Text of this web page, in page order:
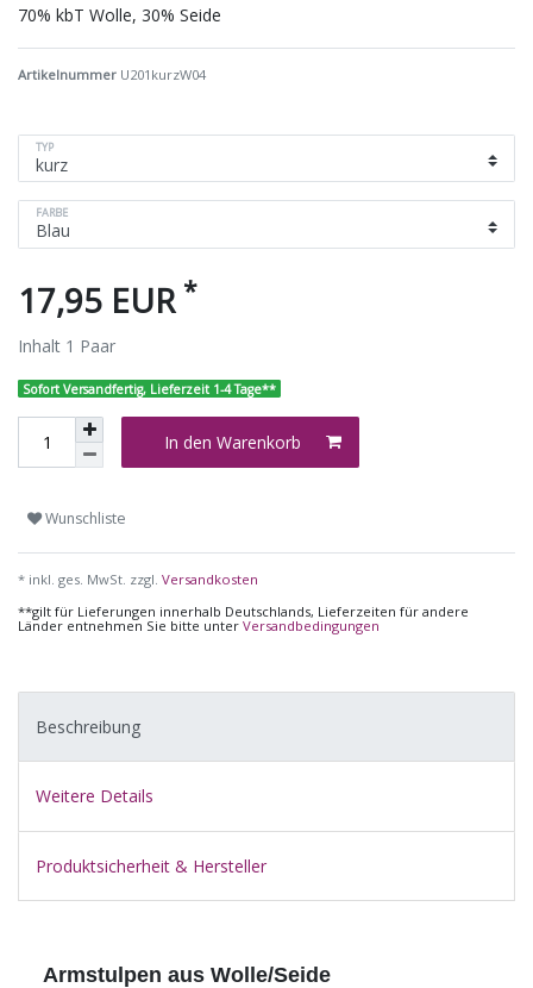
70% kbT Wolle, 30% Seide
Artikelnummer U201kurzW04
TYP
FARBE
17,95 EUR *
Inhalt 1 Paar
Sofort Versandfertig, Lieferzeit 1-4 Tage**
In den Warenkorb
Wunschliste
* inkl. ges. MwSt. zzgl. Versandkosten
**gilt für Lieferungen innerhalb Deutschlands, Lieferzeiten für andere
Länder entnehmen Sie bitte unter Versandbedingungen
Beschreibung
Weitere Details
Produktsicherheit & Hersteller
Armstulpen aus Wolle/Seide